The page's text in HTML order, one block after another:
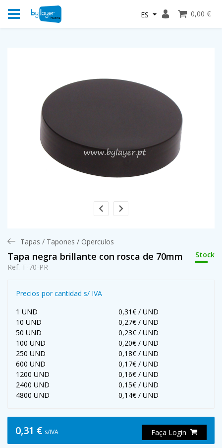
ES 0,00 €
Tapas / Tapones / Operculos
Tapa negra brillante con rosca de 70mm
Stock
Ref. T-70-PR
Precios por cantidad s/ IVA
1 UND
0,31€ / UND
10 UND
0,27€ / UND
50 UND
0,23€ / UND
100 UND
0,20€ / UND
250 UND
0,18€ / UND
600 UND
0,17€ / UND
1200 UND
0,16€ / UND
2400 UND
0,15€ / UND
4800 UND
0,14€ / UND
0,31 € s/IVA Faça Login